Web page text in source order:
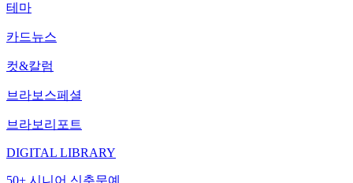
테마
카드뉴스
컷&칼럼
브라보스페셜
브라보리포트
DIGITAL LIBRARY